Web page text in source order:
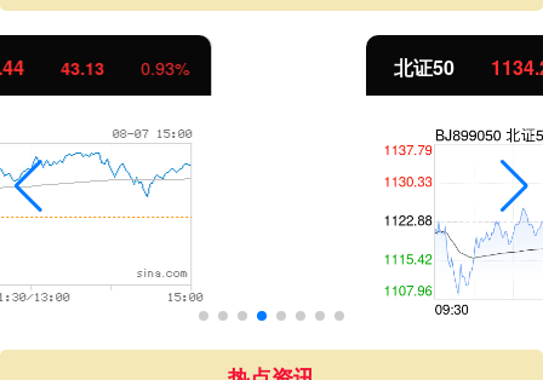
北证50 1.01%